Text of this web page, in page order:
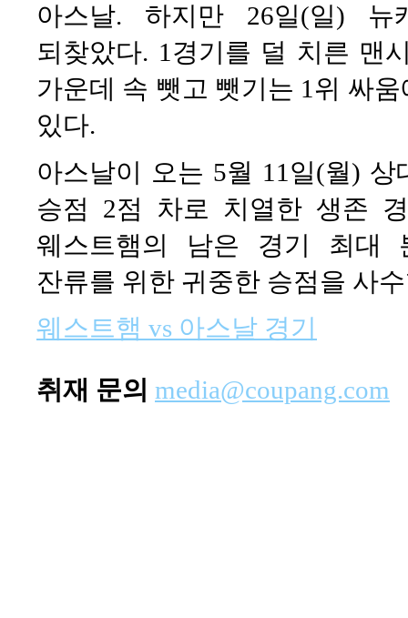
아스날. 하지만 26일(일)
되찾았다. 1경기를 덜 치른 맨
가운데 속 뺏고 뺏기는 1위 싸
있다.
아스날이 오는 5월 11일(월)
승점 2점 차로 치열한 생존
웨스트햄의 남은 경기 최대
잔류를 위한 귀중한 승점을 사
웨스트햄 vs 아스날 경기
취재 문의 media@coupang.com